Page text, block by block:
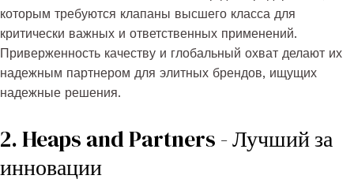
которым требуются клапаны высшего класса для
критически важных и ответственных применений.
Приверженность качеству и глобальный охват делают их
надежным партнером для элитных брендов, ищущих
надежные решения.
2. Heaps and Partners - Лучший за
инновации